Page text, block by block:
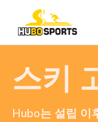
스키
Hubo는 설립 이